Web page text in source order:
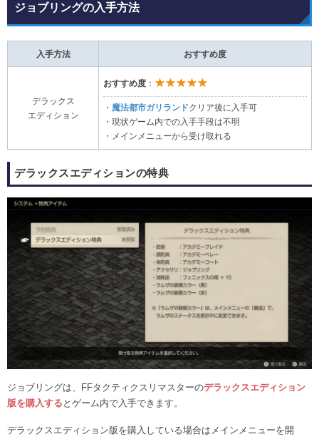
ジョブリングの入手方法
入手方法 おすすめ度
デラックス
エディション
おすすめ度 ： ★★★★★
・ 魔法都市ガリランドクリア後に入手可
・現状ゲーム内での入手手段は不明
・メインメニューから受け取れる
デラックスエディションの特典
ジョブリングは、FFタクティクスリマスターのデラックスエディション
版を購入する とゲーム内で入手できます。
デラックスエディション版を購入している場合はメインメニューを開